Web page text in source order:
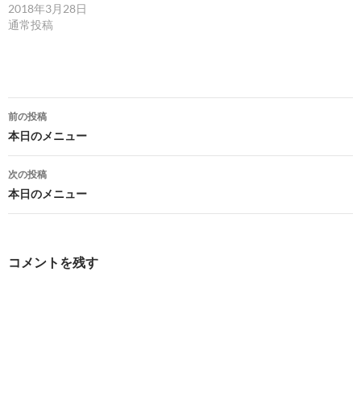
2018年3月28日
通常投稿
投
稿
ナ
ビ
ゲ
前の投稿
本日のメニュー
次の投稿
本日のメニュー
コメントを残す